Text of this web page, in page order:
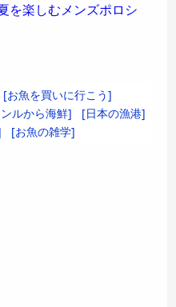
を楽しむメンズポロシ
[お魚を買いに行こう]
ルから海鮮]
[日本の漁港]
[お魚の雑学]